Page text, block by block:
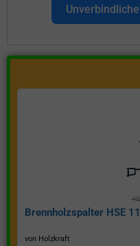
Brennholzspalter HSE
von Holzkraft